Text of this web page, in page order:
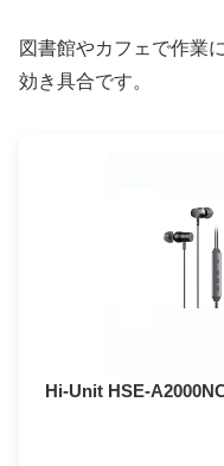
図書館やカフェで作業
効き具合です。
Hi-Unit HSE-